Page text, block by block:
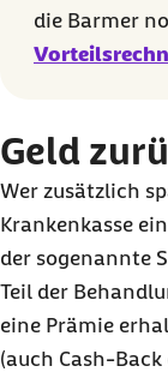
die Barmer
Geld
Wer zusätzlich
Krankenkasse
der sogenannte
Teil der
eine Prämie
(auch Cash-Back